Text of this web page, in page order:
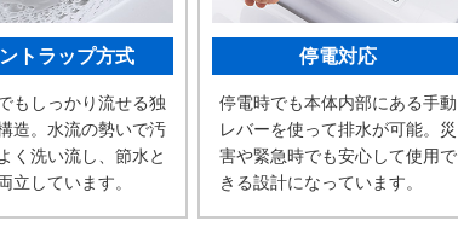
トラップ方式
もしっかり流せる独
造。水流の勢いで汚
く洗い流し、節水と
立しています。
停電対応
停電時でも本体内部にある手動
レバーを使って排水が可能。災
害や緊急時でも安心して使用で
きる設計になっています。